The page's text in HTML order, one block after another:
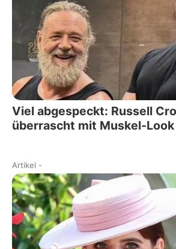
Viel abgespeckt: Russell
überrascht mit Muskel-Look
Artikel -